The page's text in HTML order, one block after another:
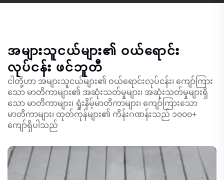
အများသူငယ်များ၏ ဝယ်ရောင်း
လုပ်ငန်း ဖင်ဘူတီ
ငါတို့ဟာ အများသူငယ်များ၏ ဝယ်ရောင်းလုပ်ငန်း၊ ကျော်ကြား
သော မာတိကာများ၏ အဆုံးသတ်မှုများ၊ အဆုံးသတ်မှုများရှိ
သော မာတိကာများ၊ ရှုံးနိမ့်မာတိကာများ၊ ကျော်ကြားသော
မာတိကာများ၊ ထုတ်ကုန်များ၏ ကိန်းဂဏန်းသည် ၁၀၀၀+
ကျော်ရှိပါသည်